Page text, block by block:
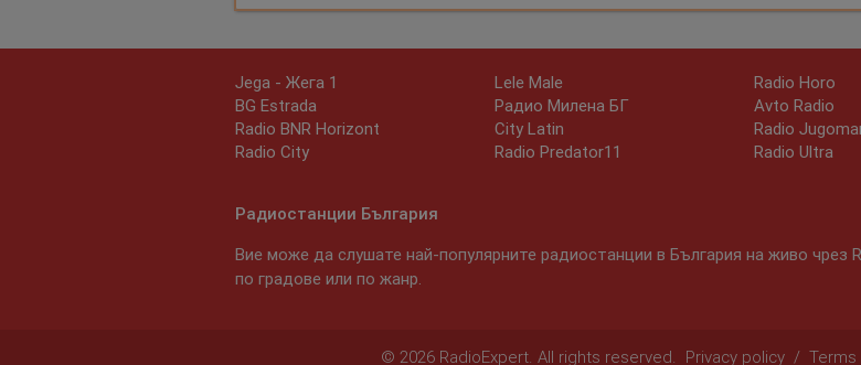
Jega - Жега 1
BG Estrada
Radio BNR Horizont
Radio City
Lele Male
Радио Милена БГ
City Latin
Radio Predator11
Radio Horo
Avto Radio
Radio
Radio Ultra
Радиостанции България
Вие може да слушате най-популярните радиостанции в България на живо чрез
по градове или по жанр.
© 2026 RadioExpert. All rights reserved. Privacy policy /